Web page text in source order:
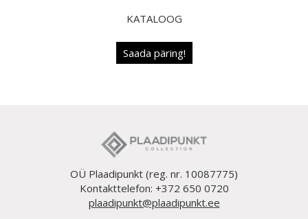
KATALOOG
Saada päring!
OÜ Plaadipunkt (reg. nr. 10087775)
Kontakttelefon: +372 650 0720
plaadipunkt@plaadipunkt.ee